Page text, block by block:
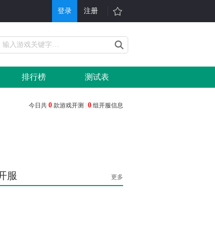
登录 注册
单机游戏
H5游戏平台
排行榜 测试表
今日共 0 款游戏开测 0 组开服信息
服 更多